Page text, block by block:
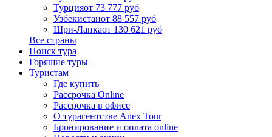
Турцияот 73 777 руб
Узбекистанот 88 557 руб
Шри-Ланкаот 130 621 руб
Все страны
Поиск тура
Горящие туры
Туристам
Где купить
Рассрочка Online
Рассрочка в офисе
О турагентстве Anex Tour
Бронирование и оплата online